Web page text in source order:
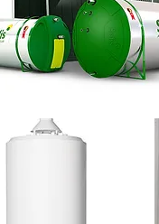
lorenzetti rj
esquenta muito
lapa
lorenzetti rj
a gás lorenzetti
15l